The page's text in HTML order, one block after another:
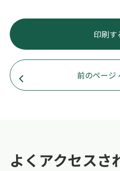
印刷す
前のページ
よくアクセスさ